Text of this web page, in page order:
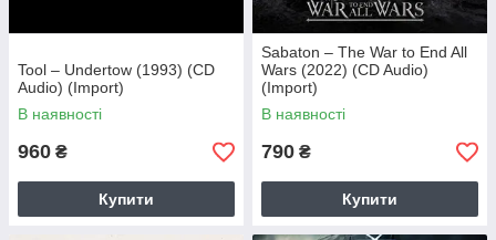
Tool – Undertow (1993) (CD
Audio) (Import)
В наявності
960 ₴
Купити
Sabaton – The War to End All
Wars (2022) (CD Audio)
(Import)
В наявності
790 ₴
Купити